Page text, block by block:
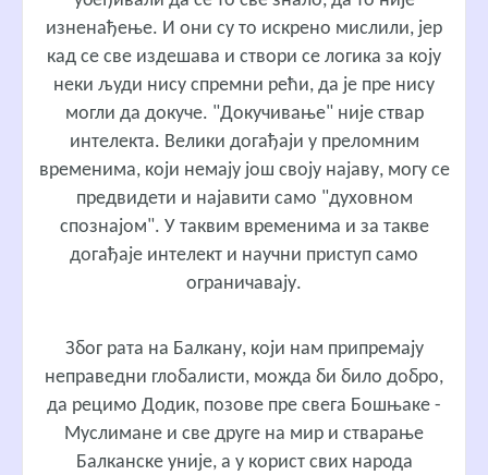
изненађење. И они су то искрено мислили, јер
кад се све издешава и створи се логика за коју
неки људи нису спремни рећи, да је пре нису
могли да докуче. "Докучивање" није ствар
интелекта. Велики догађаји у преломним
временима, који немају још своју најаву, могу се
предвидети и најавити само "духовном
спознајом". У таквим временима и за такве
догађаје интелект и научни приступ само
ограничавају.
Због рата на Балкану, који нам припремају
неправедни глобалисти, можда би било добро,
да рецимо Додик, позове пре свега Бошњаке -
Муслимане и све друге на мир и стварање
Балканске уније, а у корист свих народа